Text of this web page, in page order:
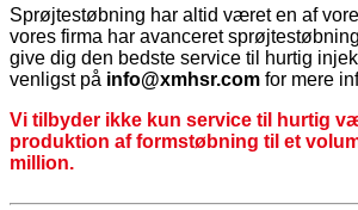
Sprøjtestøbning har altid været en af
vores firma har avanceret
give dig den bedste service til hurtig
venligst på info@xmhsr.com for mere
Vi tilbyder ikke kun service til hurtig
produktion af formstøbning til et
million.